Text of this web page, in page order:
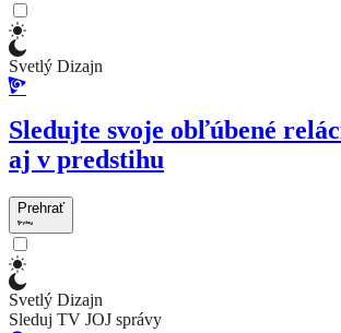
Svetlý Dizajn
Sledujte svoje obľúbené
aj v predstihu
Prehrať
Svetlý Dizajn
Sleduj TV JOJ správy